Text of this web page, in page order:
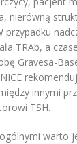
nierówną
przypadku
TRAb, a
Gravesa-
innymi
TSH.
warto